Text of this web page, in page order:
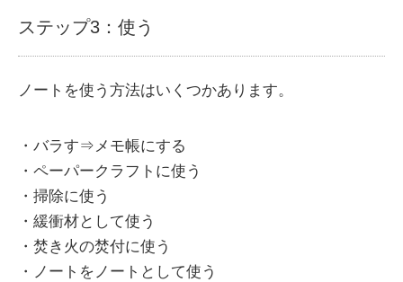
ステップ3：使う
ノートを使う方法はいくつかあります。
・バラす⇒メモ帳にする
・ペーパークラフトに使う
・掃除に使う
・緩衝材として使う
・焚き火の焚付に使う
・ノートをノートとして使う